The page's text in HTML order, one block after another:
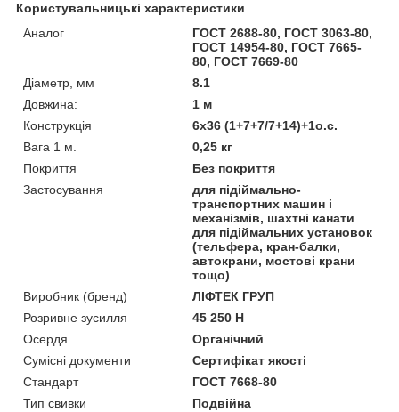
Користувальницькі характеристики
Аналог
ГОСТ 2688-80, ГОСТ 3063-80,
ГОСТ 14954-80, ГОСТ 7665-
80, ГОСТ 7669-80
Діаметр, мм
8.1
Довжина:
1 м
Конструкція
6х36 (1+7+7/7+14)+1о.с.
Вага 1 м.
0,25 кг
Покриття
Без покриття
Застосування
для підіймально-
транспортних машин і
механізмів, шахтні канати
для підіймальних установок
(тельфера, кран-балки,
автокрани, мостові крани
тощо)
Виробник (бренд)
ЛІФТЕК ГРУП
Розривне зусилля
45 250 Н
Осердя
Органічний
Сумісні документи
Сертифікат якості
Стандарт
ГОСТ 7668-80
Тип свивки
Подвійна